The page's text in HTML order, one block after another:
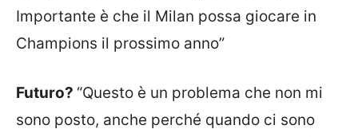
Importante è che il Milan possa giocare in
Champions il prossimo anno”
Futuro? “Questo è un problema che non mi
sono posto, anche perché quando ci sono